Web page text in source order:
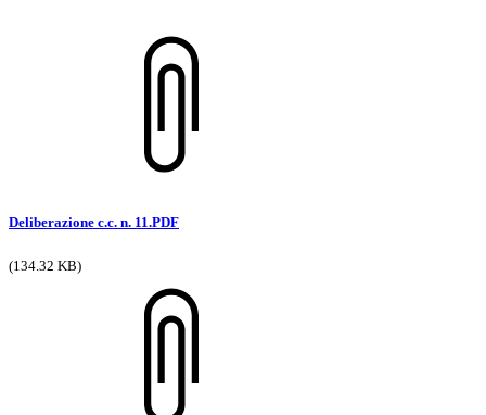
Deliberazione c.c. n. 11.PDF
(134.32 KB)